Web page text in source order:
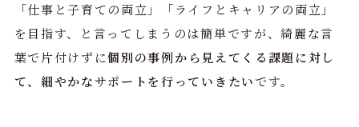
「仕事と子育ての両立」「ライフとキャリアの両立」
を目指す、と言ってしまうのは簡単ですが、綺麗な言
葉で片付けずに個別の事例から見えてくる課題に対し
て、細やかなサポートを行っていきたいです。